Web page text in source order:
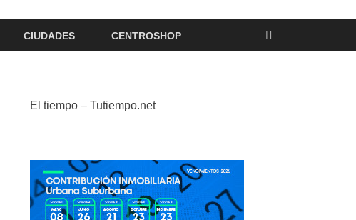
CIUDADES CENTROSHOP
El tiempo – Tutiempo.net